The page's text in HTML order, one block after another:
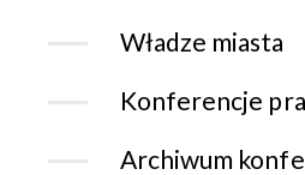
Władze miasta
Konferencje
Archiwum